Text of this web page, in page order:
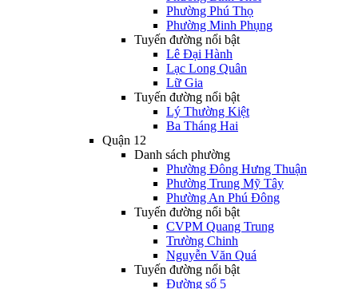
Phường Phú Thọ
Phường Minh Phụng
Tuyến đường nổi bật
Lê Đại Hành
Lạc Long Quân
Lữ Gia
Tuyến đường nổi bật
Lý Thường Kiệt
Ba Tháng Hai
Quận 12
Danh sách phường
Phường Đông Hưng Thuận
Phường Trung Mỹ Tây
Phường An Phú Đông
Tuyến đường nổi bật
CVPM Quang Trung
Trường Chinh
Nguyễn Văn Quá
Tuyến đường nổi bật
Đường số 5